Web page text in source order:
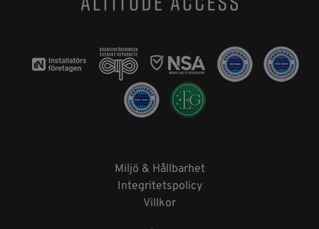
Miljö & Hållbarhet
Integritetspolicy
Villkor